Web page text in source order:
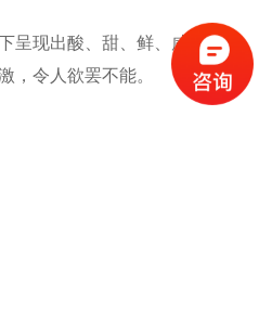
呈现出酸、甜、鲜、咸的复合
，令人欲罢不能。